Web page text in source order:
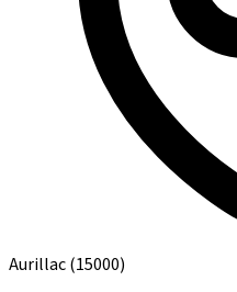
Aurillac(15000)